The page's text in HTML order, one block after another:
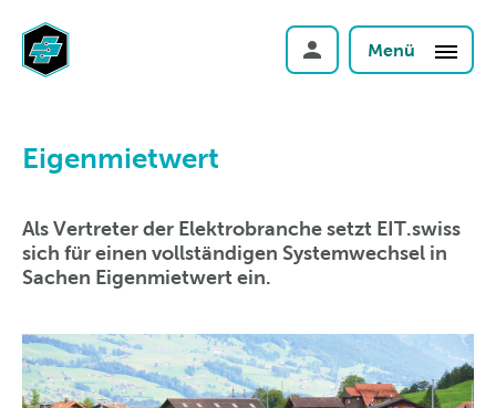
Menü
Eigenmietwert
Als Vertreter der Elektrobranche setzt EIT.swiss
sich für einen vollständigen Systemwechsel in
Sachen Eigenmietwert ein.